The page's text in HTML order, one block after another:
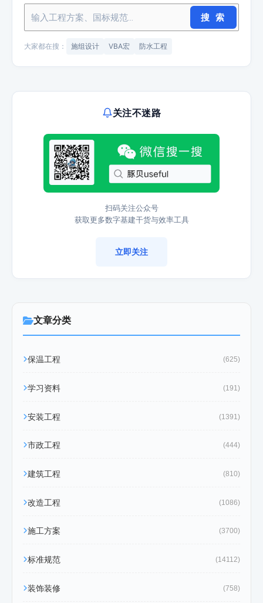
搜 索
大家都在搜： 施组设计 VBA宏 防水工程
关注不迷路
扫码关注公众号
获取更多数字基建干货与效率工具
立即关注
文章分类
保温工程 (625)
学习资料 (191)
安装工程 (1391)
市政工程 (444)
建筑工程 (810)
改造工程 (1086)
施工方案 (3700)
标准规范 (14112)
装饰装修 (758)